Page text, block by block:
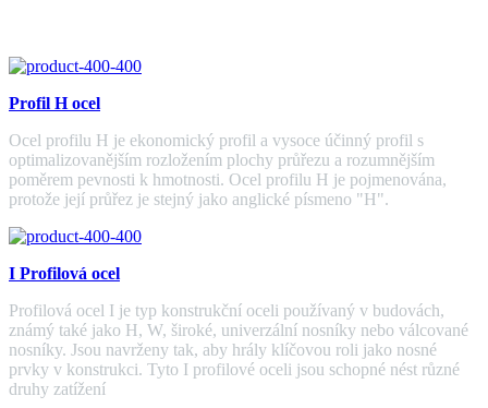
Profil H ocel
Ocel profilu H je ekonomický profil a vysoce účinný profil s
optimalizovanějším rozložením plochy průřezu a rozumnějším
poměrem pevnosti k hmotnosti. Ocel profilu H je pojmenována,
protože její průřez je stejný jako anglické písmeno "H".
I Profilová ocel
Profilová ocel I je typ konstrukční oceli používaný v budovách,
známý také jako H, W, široké, univerzální nosníky nebo válcované
nosníky. Jsou navrženy tak, aby hrály klíčovou roli jako nosné
prvky v konstrukci. Tyto I profilové oceli jsou schopné nést různé
druhy zatížení